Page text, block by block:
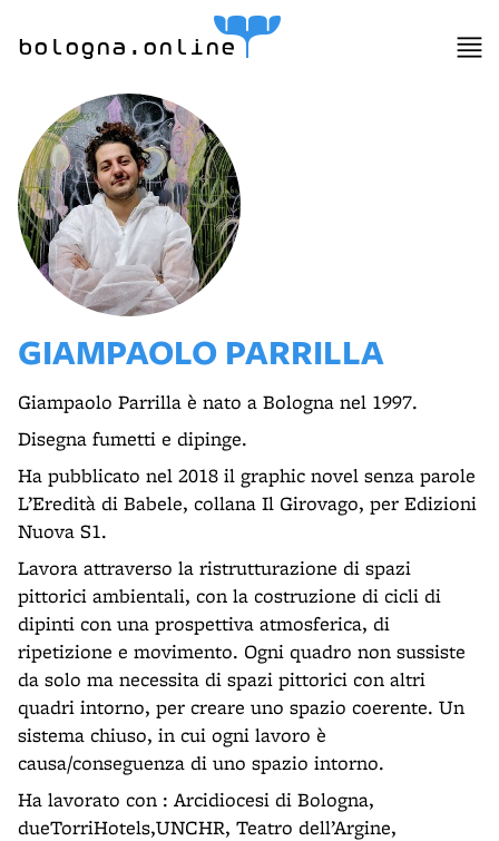
bologna.online
GIAMPAOLO PARRILLA
Giampaolo Parrilla è nato a Bologna nel 1997.
Disegna fumetti e dipinge.
Ha pubblicato nel 2018 il graphic novel senza parole
L’Eredità di Babele, collana Il Girovago, per Edizioni
Nuova S1.
Lavora attraverso la ristrutturazione di spazi
pittorici ambientali, con la costruzione di cicli di
dipinti con una prospettiva atmosferica, di
ripetizione e movimento. Ogni quadro non sussiste
da solo ma necessita di spazi pittorici con altri
quadri intorno, per creare uno spazio coerente. Un
sistema chiuso, in cui ogni lavoro è
causa/conseguenza di uno spazio intorno.
Ha lavorato con : Arcidiocesi di Bologna,
dueTorriHotels,UNCHR, Teatro dell’Argine,